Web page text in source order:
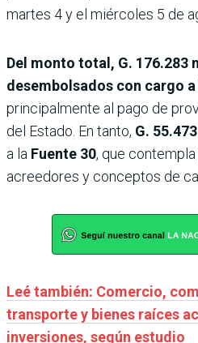
martes 4 y el miércoles 5 de
Del monto total, G. 176.283
desembolsados con cargo a
principalmente al pago de
del Estado. En tanto, G.
a la Fuente 30, que
acreedores y conceptos de
Leé también: Comercio,
transporte y bienes raíces
inversiones, según estudio